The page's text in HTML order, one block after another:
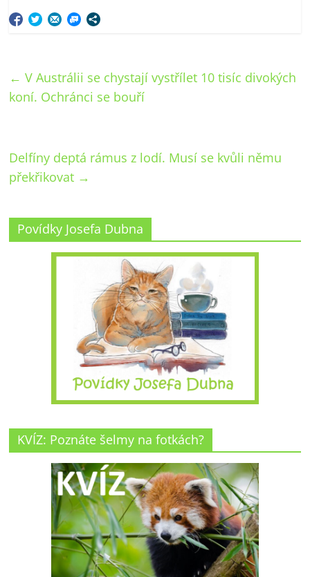
← V Austrálii se chystají vystřílet 10 tisíc divokých
koní. Ochránci se bouří
Delfíny deptá rámus z lodí. Musí se kvůli němu
překřikovat →
Povídky Josefa Dubna
KVÍZ: Poznáte šelmy na fotkách?